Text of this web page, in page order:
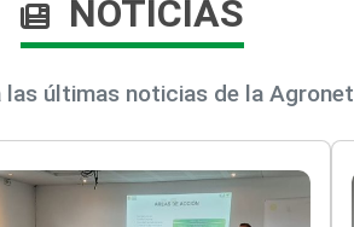
NOTICIAS
las últimas noticias de la Agronet